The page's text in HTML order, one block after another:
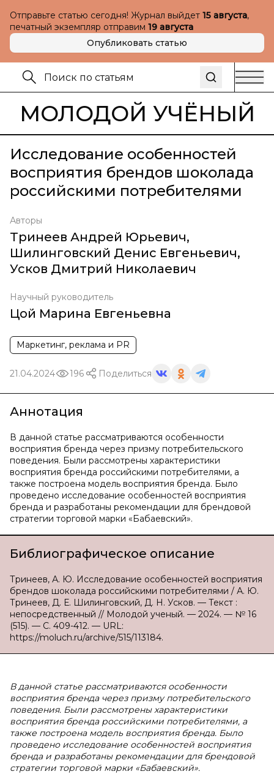
Отправьте статью сегодня! Журнал выйдет 15 августа,
печатный экземпляр отправим 19 августа
Опубликовать статью
МОЛОДОЙ УЧЁНЫЙ
Исследование особенностей
восприятия брендов шоколада
российскими потребителями
Авторы
Тринеев Андрей Юрьевич,
Шилинговский Денис Евгеньевич,
Усков Дмитрий Николаевич
Научный руководитель
Цой Марина Евгеньевна
Маркетинг, реклама и PR
21.04.2024 196 Поделиться
Аннотация
В данной статье рассматриваются особенности
восприятия бренда через призму потребительского
поведения. Были рассмотрены характеристики
восприятия бренда российскими потребителями, а
также построена модель восприятия бренда. Было
проведено исследование особенностей восприятия
бренда и разработаны рекомендации для брендовой
стратегии торговой марки «Бабаевский».
Библиографическое описание
Тринеев, А. Ю. Исследование особенностей восприятия
брендов шоколада российскими потребителями / А. Ю.
Тринеев, Д. Е. Шилинговский, Д. Н. Усков. — Текст :
непосредственный // Молодой ученый. — 2024. — № 16
(515). — С. 409-412. — URL:
https://moluch.ru/archive/515/113184.
В данной статье рассматриваются особенности
восприятия бренда через призму потребительского
поведения. Были рассмотрены характеристики
восприятия бренда российскими потребителями, а
также построена модель восприятия бренда. Было
проведено исследование особенностей восприятия
бренда и разработаны рекомендации для брендовой
стратегии торговой марки «Бабаевский».